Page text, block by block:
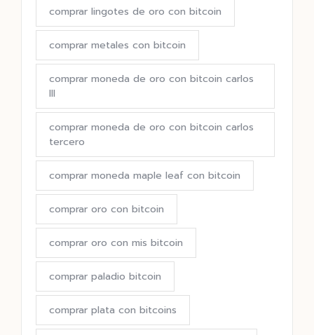
comprar lingotes de oro con bitcoin
comprar metales con bitcoin
comprar moneda de oro con bitcoin carlos
III
comprar moneda de oro con bitcoin carlos
tercero
comprar moneda maple leaf con bitcoin
comprar oro con bitcoin
comprar oro con mis bitcoin
comprar paladio bitcoin
comprar plata con bitcoins